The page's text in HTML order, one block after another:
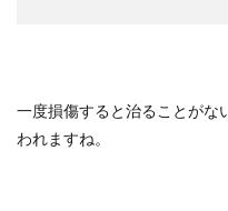
一度損傷すると治ることがな
われますね。